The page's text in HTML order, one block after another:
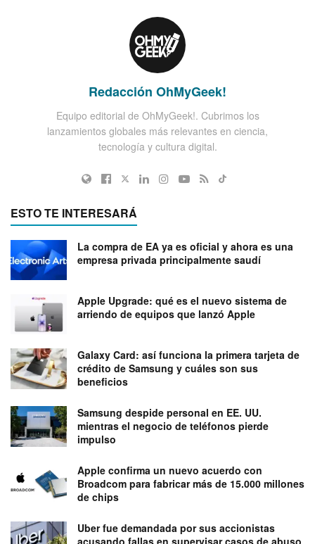
Redacción OhMyGeek!
Equipo editorial de OhMyGeek!. Cubrimos los
lanzamientos globales más relevantes en ciencia,
tecnología y cultura digital.
ESTO TE INTERESARÁ
La compra de EA ya es oficial y ahora es una
empresa privada principalmente saudí
Apple Upgrade: qué es el nuevo sistema de
arriendo de equipos que lanzó Apple
Galaxy Card: así funciona la primera tarjeta de
crédito de Samsung y cuáles son sus
beneficios
Samsung despide personal en EE. UU.
mientras el negocio de teléfonos pierde
impulso
Apple confirma un nuevo acuerdo con
Broadcom para fabricar más de 15.000 millones
de chips
Uber fue demandada por sus accionistas